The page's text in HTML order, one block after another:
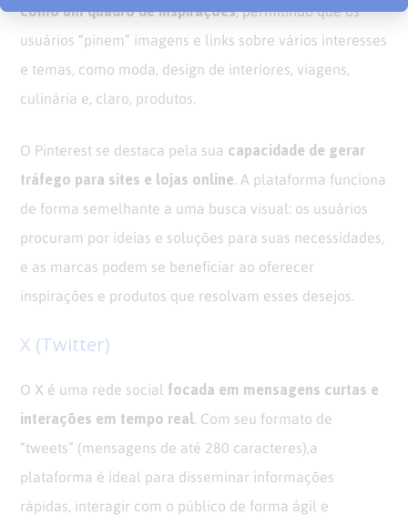
como um quadro de inspirações, permitindo que os
usuários “pinem” imagens e links sobre vários interesses
e temas, como moda, design de interiores, viagens,
culinária e, claro, produtos.
O Pinterest se destaca pela sua capacidade de gerar
tráfego para sites e lojas online . A plataforma funciona
de forma semelhante a uma busca visual: os usuários
procuram por ideias e soluções para suas necessidades,
e as marcas podem se beneficiar ao oferecer
inspirações e produtos que resolvam esses desejos.
X (Twitter)
O X é uma rede social focada em mensagens curtas e
interações em tempo real . Com seu formato de
“tweets” (mensagens de até 280 caracteres),a
plataforma é ideal para disseminar informações
rápidas, interagir com o público de forma ágil e